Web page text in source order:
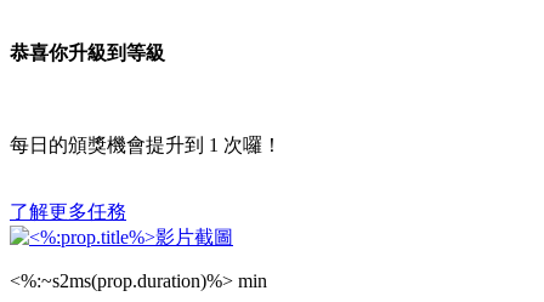
恭喜你升級到等級
每日的頒獎機會提升到 1 次囉！
了解更多任務
<%:~s2ms(prop.duration)%> min